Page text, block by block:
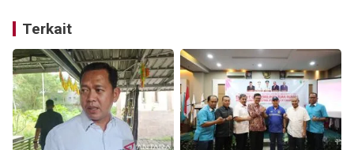
Terkait